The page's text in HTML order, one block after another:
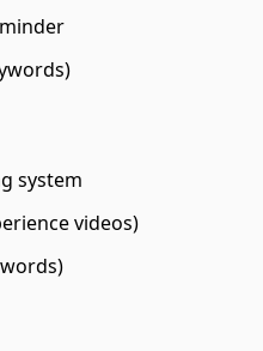
system
videos)